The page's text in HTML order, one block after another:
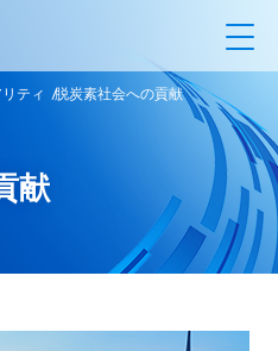
ティ 脱炭素社会への貢献
献